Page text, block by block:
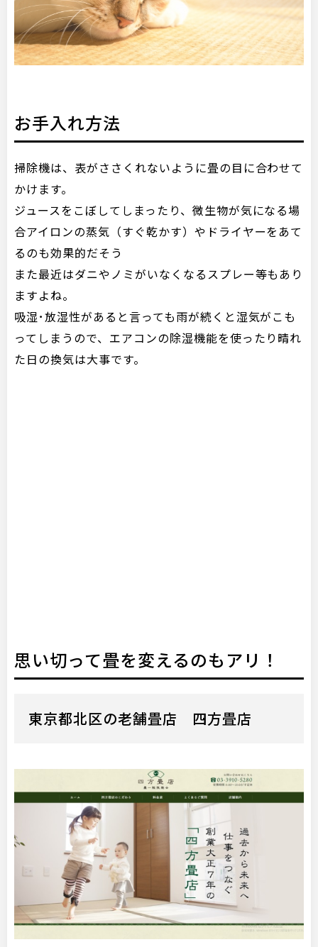
お手入れ方法
掃除機は、表がささくれないように畳の目に合わせて
かけます。
ジュースをこぼしてしまったり、微生物が気になる場
合アイロンの蒸気（すぐ乾かす）やドライヤーをあて
るのも効果的だそう
また最近はダニやノミがいなくなるスプレー等もあり
ますよね。
吸湿･放湿性があると言っても雨が続くと湿気がこも
ってしまうので、エアコンの除湿機能を使ったり晴れ
た日の換気は大事です。
思い切って畳を変えるのもアリ！
東京都北区の老舗畳店 四方畳店